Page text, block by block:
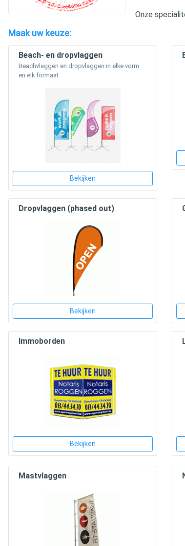
Onze
Maak uw keuze:
Beach- en dropvlaggen
Beachvlaggen en dropvlaggen in elke vorm
en elk formaat
Bekijken
Dropvlaggen (phased out)
Bekijken
Immoborden
Bekijken
Mastvlaggen